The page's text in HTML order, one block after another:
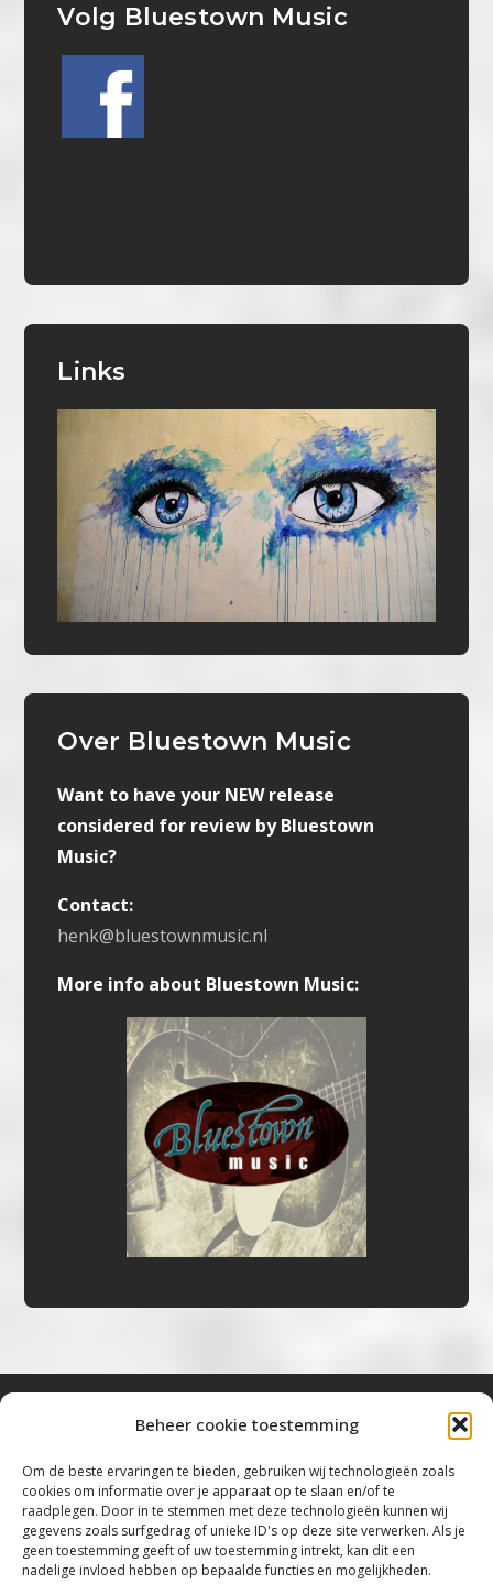
Beheer cookie toestemming
Om de beste ervaringen te bieden, gebruiken wij technologieën zoals
cookies om informatie over je apparaat op te slaan en/of te
raadplegen. Door in te stemmen met deze technologieën kunnen wij
gegevens zoals surfgedrag of unieke ID's op deze site verwerken. Als je
geen toestemming geeft of uw toestemming intrekt, kan dit een
nadelige invloed hebben op bepaalde functies en mogelijkheden.
Volg Bluestown Music
Links
Over Bluestown Music
Want to have your NEW release
considered for review by Bluestown
Music?
Contact:
henk@bluestownmusic.nl
More info about Bluestown Music:
“Voor de mooiste Blues, Rock, Roots &
Americana”